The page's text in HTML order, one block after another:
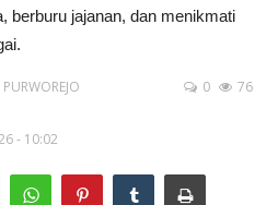
berburu jajanan, dan menikmati
- 10:02
0 76